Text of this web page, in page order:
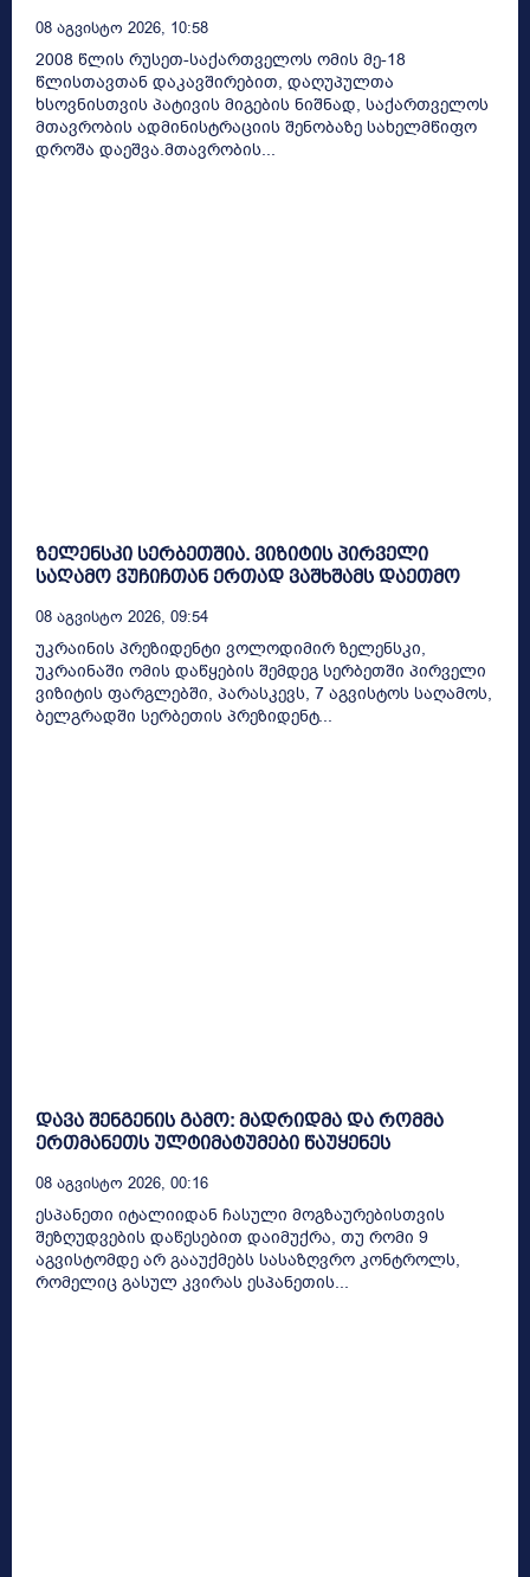
08 Აგვისტო 2026, 10:58
2008 წლის რუსეთ-საქართველოს ომის მე-18
წლისთავთან დაკავშირებით, დაღუპულთა
ხსოვნისთვის პატივის მიგების ნიშნად, საქართველოს
მთავრობის ადმინისტრაციის შენობაზე სახელმწიფო
დროშა დაეშვა.მთავრობის...
ზელენსკი სერბეთშია. ვიზიტის პირველი
საღამო ვუჩიჩთან ერთად ვაშხშამს დაეთმო
08 Აგვისტო 2026, 09:54
უკრაინის პრეზიდენტი ვოლოდიმირ ზელენსკი,
უკრაინაში ომის დაწყების შემდეგ სერბეთში პირველი
ვიზიტის ფარგლებში, პარასკევს, 7 აგვისტოს საღამოს,
ბელგრადში სერბეთის პრეზიდენტ...
დავა შენგენის გამო: მადრიდმა და რომმა
ერთმანეთს ულტიმატუმები წაუყენეს
08 Აგვისტო 2026, 00:16
ესპანეთი იტალიიდან ჩასული მოგზაურებისთვის
შეზღუდვების დაწესებით დაიმუქრა, თუ რომი 9
აგვისტომდე არ გააუქმებს სასაზღვრო კონტროლს,
რომელიც გასულ კვირას ესპანეთის...